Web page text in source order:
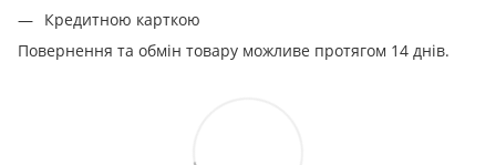
Кредитною карткою
Повернення та обмін товару можливе протягом 14 днів.